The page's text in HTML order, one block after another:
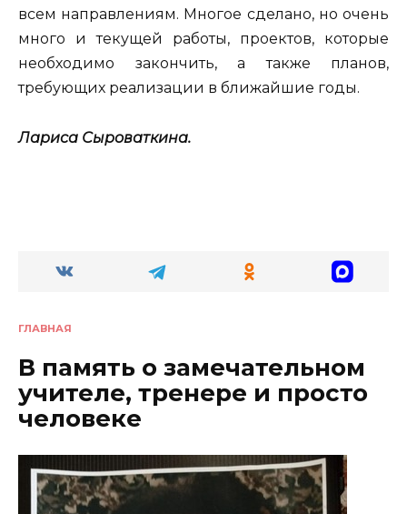
всем направлениям. Многое сделано, но очень
много и текущей работы, проектов, которые
необходимо закончить, а также планов,
требующих реализации в ближайшие годы.
Лариса Сыроваткина.
ГЛАВНАЯ
В память о замечательном
учителе, тренере и просто
человеке